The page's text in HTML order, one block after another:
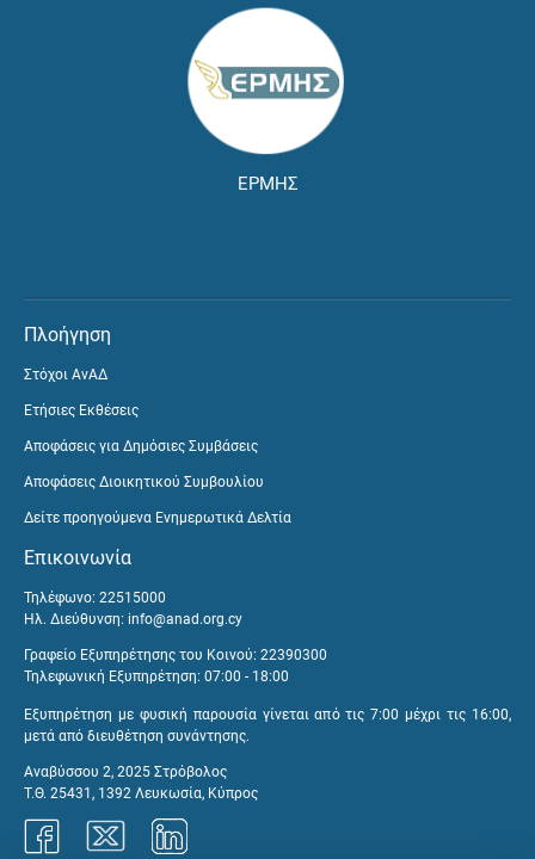
ΕΡΜΗΣ
Πλοήγηση
Στόχοι ΑνΑΔ
Ετήσιες Εκθέσεις
Αποφάσεις για Δημόσιες Συμβάσεις
Αποφάσεις Διοικητικού Συμβουλίου
Δείτε προηγούμενα Ενημερωτικά Δελτία
Επικοινωνία
Τηλέφωνο: 22515000
Ηλ. Διεύθυνση: info@anad.org.cy
Γραφείο Εξυπηρέτησης του Κοινού: 22390300
Τηλεφωνική Εξυπηρέτηση: 07:00 - 18:00
Εξυπηρέτηση με φυσική παρουσία γίνεται από τις 7:00 μέχρι τις 16:00,
μετά από διευθέτηση συνάντησης.
Αναβύσσου 2, 2025 Στρόβολος
Τ.Θ. 25431, 1392 Λευκωσία, Κύπρος